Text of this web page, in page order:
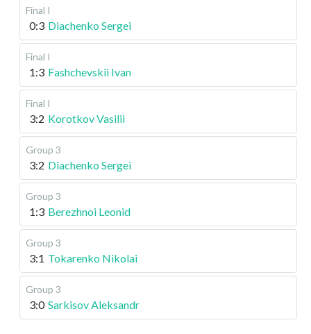
Final I
0:3 Diachenko Sergei
Final I
1:3 Fashchevskii Ivan
Final I
3:2 Korotkov Vasilii
Group 3
3:2 Diachenko Sergei
Group 3
1:3 Berezhnoi Leonid
Group 3
3:1 Tokarenko Nikolai
Group 3
3:0 Sarkisov Aleksandr